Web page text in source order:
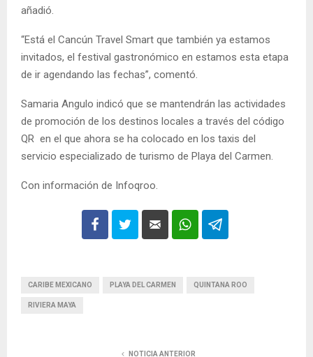
añadió.
“Está el Cancún Travel Smart que también ya estamos
invitados, el festival gastronómico en estamos esta etapa
de ir agendando las fechas”, comentó.
Samaria Angulo indicó que se mantendrán las actividades
de promoción de los destinos locales a través del código
QR en el que ahora se ha colocado en los taxis del
servicio especializado de turismo de Playa del Carmen.
Con información de Infoqroo.
CARIBE MEXICANO PLAYA DEL CARMEN QUINTANA ROO
RIVIERA MAYA
NOTICIA ANTERIOR